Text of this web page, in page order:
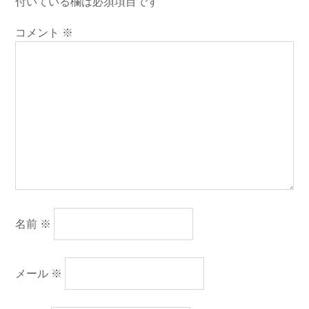
コメント ※
名前 ※
メール ※